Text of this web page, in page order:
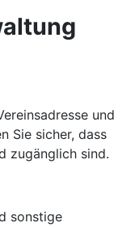
und
Sie sicher, dass
zugänglich sind.
sonstige